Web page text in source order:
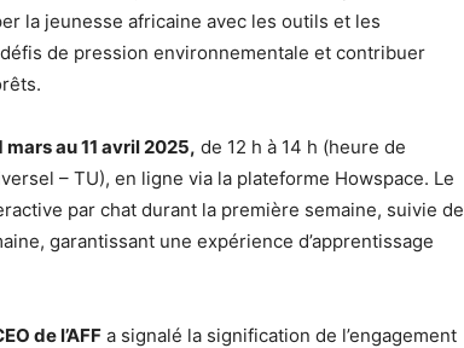
la jeunesse africaine avec les outils et les
de pression environnementale et contribuer
mars au 11 avril 2025, de 12 h à 14 h (heure de
– TU), en ligne via la plateforme Howspace. Le
par chat durant la première semaine, suivie de
garantissant une expérience d’apprentissage
de l’AFF a signalé la signification de l’engagement